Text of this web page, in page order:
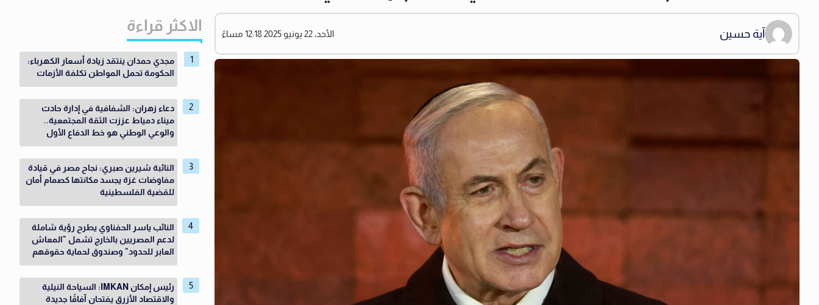
آية حسين الأحد، 22 يونيو 2025 12:18 مساءً الاكثر قراءة
مجدي حمدان ينتقد زيادة أسعار الكهرباء:
الحكومة تحمل المواطن تكلفة الأزمات
دعاء زهران: الشفافية في إدارة حادث
ميناء دمياط عززت الثقة المجتمعية..
والوعي الوطني هو خط الدفاع الأول
النائبة شيرين صبري: نجاح مصر في قيادة
مفاوضات غزة يجسد مكانتها كصمام أمان
للقضية الفلسطينية
النائب ياسر الحفناوي يطرح رؤية شاملة
لدعم المصريين بالخارج تشمل "المعاش
العابر للحدود" وصندوق لحماية حقوقهم
رئيس إمكان IMKAN: السياحة النيلية
والاقتصاد الأزرق يفتحان آفاقًا جديدة